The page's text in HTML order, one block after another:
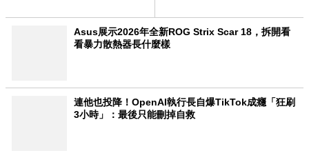
Asus展示2026年全新ROG Strix Scar 18，拆開看
看暴力散熱器長什麼樣
連他也投降！OpenAI執行長自爆TikTok成癮「狂刷
3小時」：最後只能刪掉自救